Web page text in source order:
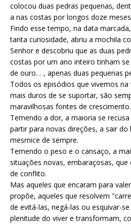
colocou duas pedras pequenas,
a nas costas por longos doze
Findo esse tempo, na data
tanta curiosidade, abriu a mochila
Senhor e descobriu que as duas
costas por um ano inteiro tinham
de ouro… , apenas duas pequenas
Todos os episódios que vivemos na
mais duros de se suportar, são
maravilhosas fontes de crescimento.
Temendo a dor, a maioria se
partir para novas direções, a sair do
mesmice de sempre.
Temendo o peso e o cansaço, a
situações novas, embaraçosas,
de conflito.
Mas aqueles que encaram para
propõe, aqueles que resolvem
de evitá-las, negá-las ou esquivar-
plenitude do viver e transformam,